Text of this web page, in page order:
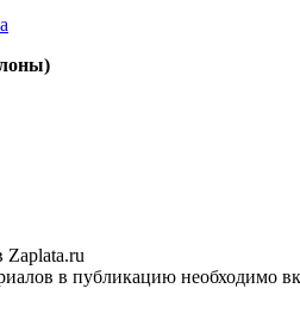
в публикацию необходимо